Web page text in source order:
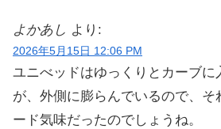
よかあし より:
2026年5月15日 12:06 PM
ユニべッドはゆっくりとカーブに
が、外側に膨らんでいるので、そ
ード気味だったのでしょうね。